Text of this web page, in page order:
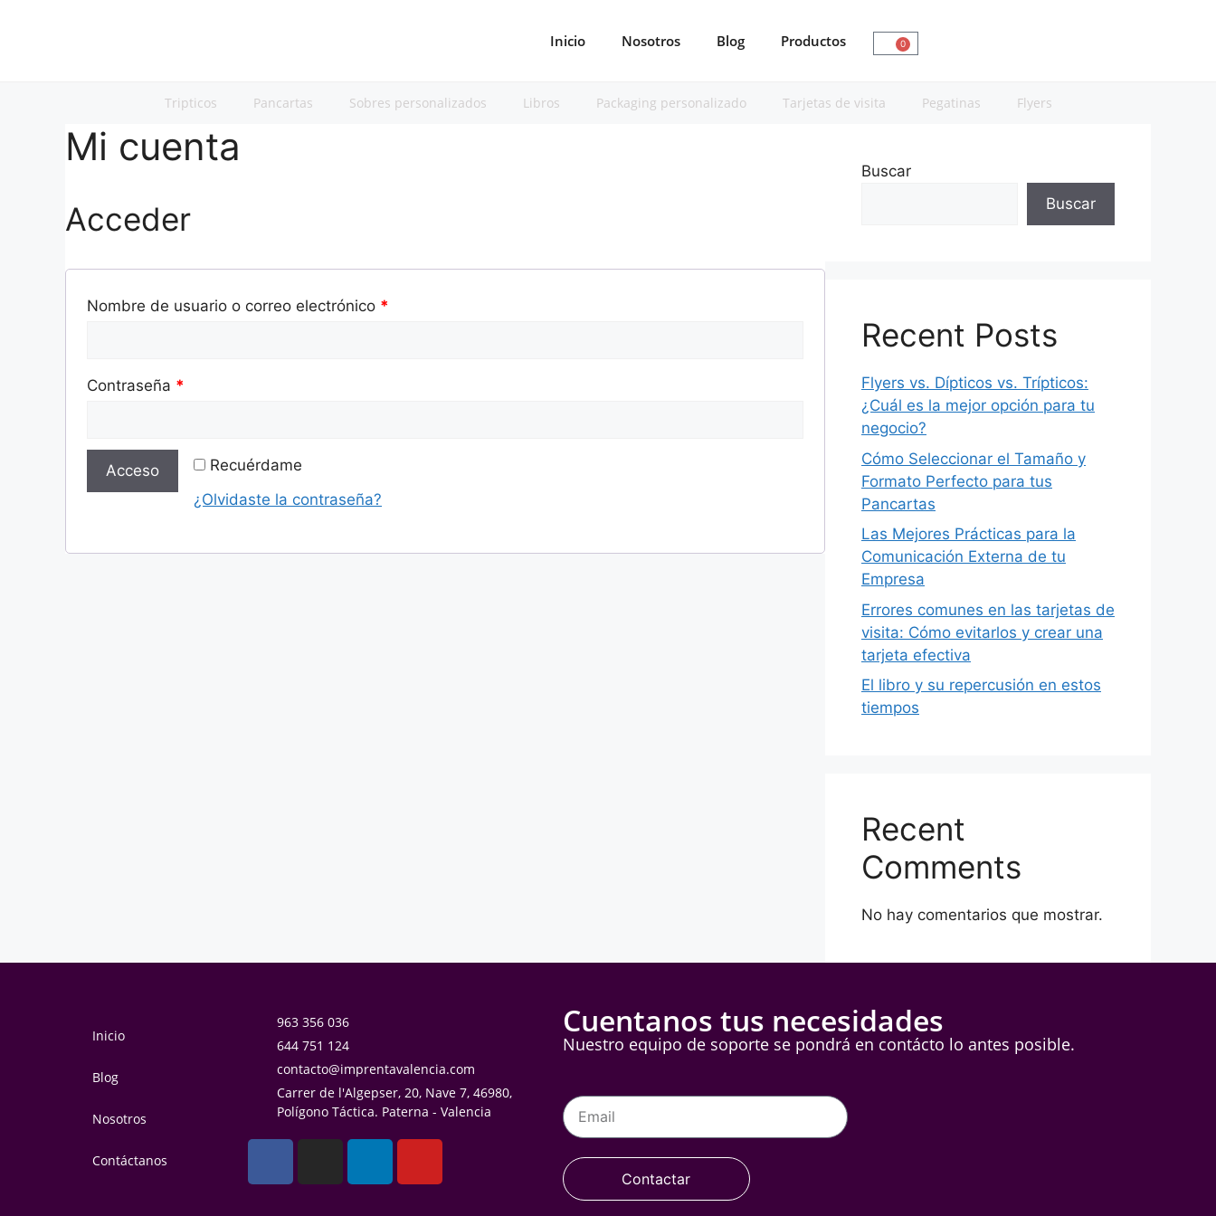
Inicio Nosotros Blog Productos 0
Tripticos Pancartas Sobres personalizados Libros Packaging personalizado Tarjetas de visita Pegatinas Flyers
Mi cuenta
Acceder
Nombre de usuario o correo electrónico *
Contraseña *
Recuérdame
Acceso
¿Olvidaste la contraseña?
Buscar
Buscar
Recent Posts
Flyers vs. Dípticos vs. Trípticos:
¿Cuál es la mejor opción para tu
negocio?
Cómo Seleccionar el Tamaño y
Formato Perfecto para tus
Pancartas
Las Mejores Prácticas para la
Comunicación Externa de tu
Empresa
Errores comunes en las tarjetas de
visita: Cómo evitarlos y crear una
tarjeta efectiva
El libro y su repercusión en estos
tiempos
Recent
Comments
No hay comentarios que mostrar.
Inicio
Blog
Nosotros
Contáctanos
963 356 036
644 751 124
contacto@imprentavalencia.com
Carrer de l'Algepser, 20, Nave 7, 46980,
Polígono Táctica. Paterna - Valencia
Cuentanos tus necesidades
Nuestro equipo de soporte se pondrá en contácto lo antes posible.
Contactar